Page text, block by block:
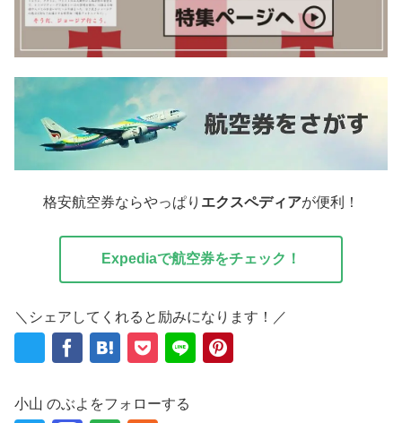
格安航空券ならやっぱり エクスペディアが便利！
Expediaで航空券をチェック！
＼シェアしてくれると励みになります！／
小山 のぶよをフォローする